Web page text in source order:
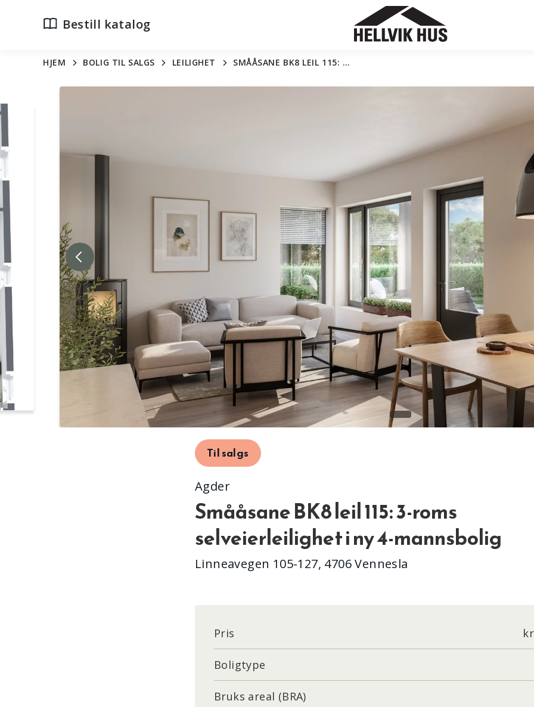
Bestill katalog
HJEM BOLIG TIL SALGS LEILIGHET SMÅÅSANE BK8 LEIL 115: …
Til salgs
Agder
Smååsane BK8 leil 115: 3-roms
selveierleilighet i ny 4-mannsbolig
Linneavegen 105-127, 4706 Vennesla
Pris
Boligtype
Bruks areal (BRA)